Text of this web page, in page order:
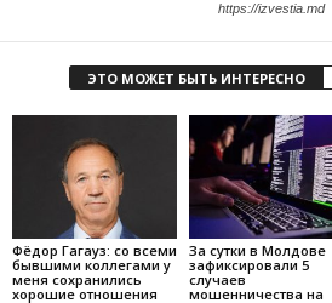
https://izvestia.md
ЭТО МОЖЕТ БЫТЬ ИНТЕРЕСНО
Фёдор Гагауз: со всеми
бывшими коллегами у
меня сохранились
хорошие отношения
За сутки в Молдове
зафиксировали 5
случаев
мошенничества на